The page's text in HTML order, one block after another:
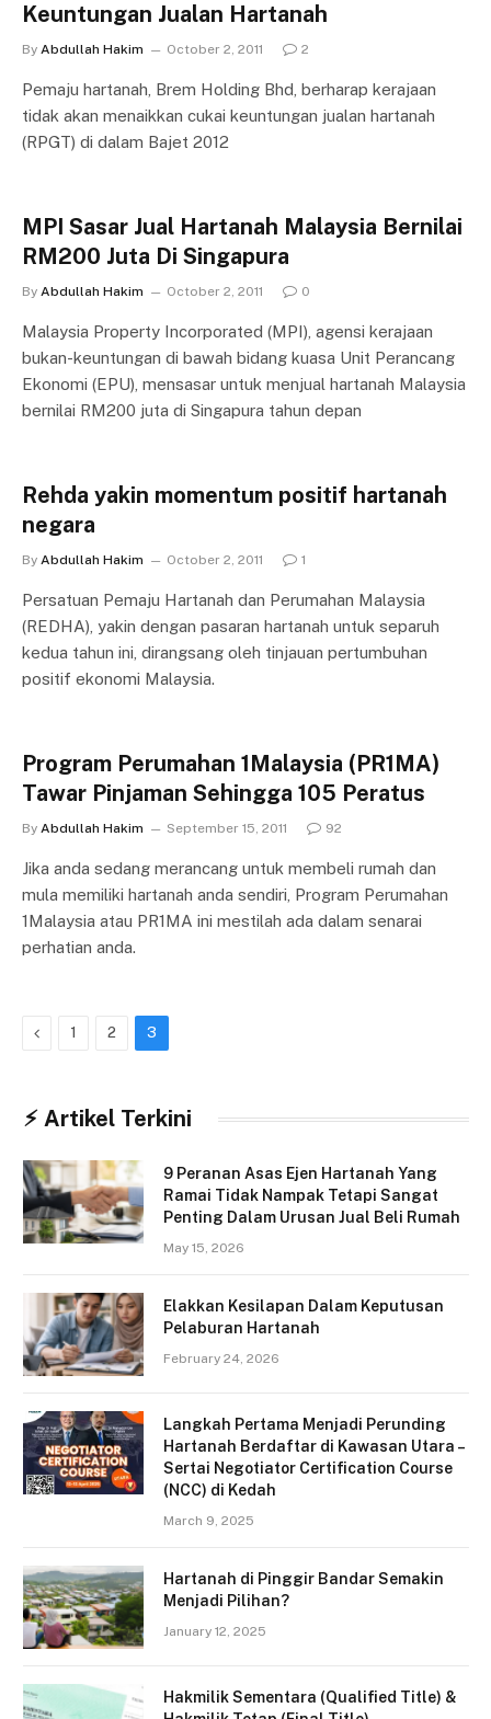
Keuntungan Jualan Hartanah
By Abdullah Hakim October 2, 2011 2
Pemaju hartanah, Brem Holding Bhd, berharap kerajaan
tidak akan menaikkan cukai keuntungan jualan hartanah
(RPGT) di dalam Bajet 2012
MPI Sasar Jual Hartanah Malaysia Bernilai
RM200 Juta Di Singapura
By Abdullah Hakim October 2, 2011 0
Malaysia Property Incorporated (MPI), agensi kerajaan
bukan-keuntungan di bawah bidang kuasa Unit Perancang
Ekonomi (EPU), mensasar untuk menjual hartanah Malaysia
bernilai RM200 juta di Singapura tahun depan
Rehda yakin momentum positif hartanah
negara
By Abdullah Hakim October 2, 2011 1
Persatuan Pemaju Hartanah dan Perumahan Malaysia
(REDHA), yakin dengan pasaran hartanah untuk separuh
kedua tahun ini, dirangsang oleh tinjauan pertumbuhan
positif ekonomi Malaysia.
Program Perumahan 1Malaysia (PR1MA)
Tawar Pinjaman Sehingga 105 Peratus
By Abdullah Hakim September 15, 2011 92
Jika anda sedang merancang untuk membeli rumah dan
mula memiliki hartanah anda sendiri, Program Perumahan
1Malaysia atau PR1MA ini mestilah ada dalam senarai
perhatian anda.
Previous
1 2 3
⚡︎ Artikel Terkini
9 Peranan Asas Ejen Hartanah Yang
Ramai Tidak Nampak Tetapi Sangat
Penting Dalam Urusan Jual Beli Rumah
May 15, 2026
Elakkan Kesilapan Dalam Keputusan
Pelaburan Hartanah
February 24, 2026
Langkah Pertama Menjadi Perunding
Hartanah Berdaftar di Kawasan Utara –
Sertai Negotiator Certification Course
(NCC) di Kedah
March 9, 2025
Hartanah di Pinggir Bandar Semakin
Menjadi Pilihan?
January 12, 2025
Hakmilik Sementara (Qualified Title) &